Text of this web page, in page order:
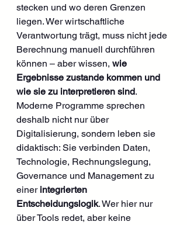
stecken und wo deren Grenzen
liegen. Wer wirtschaftliche
Verantwortung trägt, muss nicht jede
Berechnung manuell durchführen
können – aber wissen, wie
Ergebnisse zustande kommen und
wie sie zu interpretieren sind.
Moderne Programme sprechen
deshalb nicht nur über
Digitalisierung, sondern leben sie
didaktisch: Sie verbinden Daten,
Technologie, Rechnungslegung,
Governance und Management zu
einer integrierten
Entscheidungslogik. Wer hier nur
über Tools redet, aber keine